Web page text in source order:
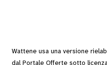
Wattene usa una versione
dal Portale Offerte sotto